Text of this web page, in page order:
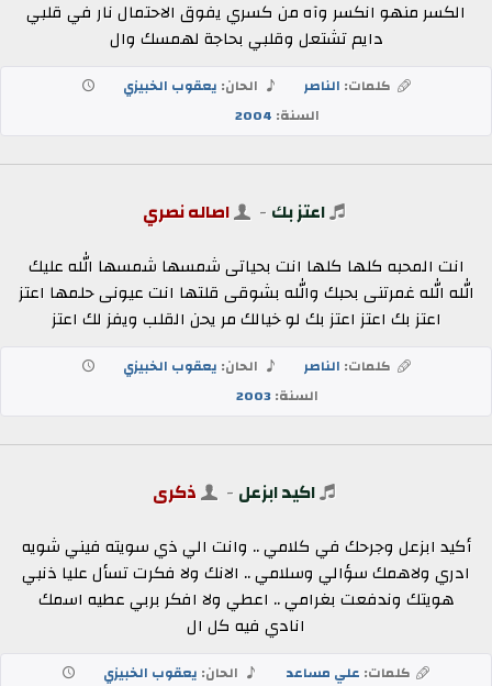
الكسر منهو انكسر وآه من كسري يفوق الاحتمال نار في قلبي
دايم تشتعل وقلبي بحاجة لهمسك وال
كلمات: الناصر الحان: يعقوب الخبيزي
السنة: 2004
اعتز بك - اصاله نصري
انت المحبه كلها كلها انت بحياتى شمسها شمسها الله عليك
الله الله غمرتنى بحبك والله بشوقى قلتها انت عيونى حلمها اعتز
اعتز بك اعتز اعتز بك لو خيالك مر يحن القلب ويفز لك اعتز
كلمات: الناصر الحان: يعقوب الخبيزي
السنة:2003
اكيد ابزعل - ذكرى
أكيد ابزعل وجرحك في كلامي .. وانت الي ذي سويته فيني شويه
ادري ولاهمك سؤالي وسلامي .. الانك ولا فكرت تسأل عليا ذنبي
هويتك وندفعت بغرامي .. اعطي ولا افكر بربي عطيه اسمك
انادي فيه كل ال
كلمات: علي مساعد الحان: يعقوب الخبيزي